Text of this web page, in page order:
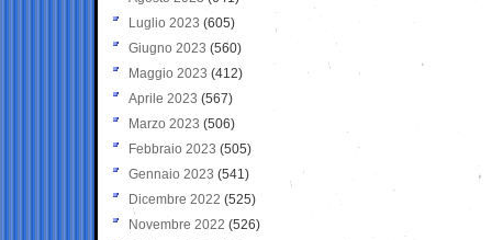
Luglio 2023 (605)
Giugno 2023 (560)
Maggio 2023 (412)
Aprile 2023 (567)
Marzo 2023 (506)
Febbraio 2023 (505)
Gennaio 2023 (541)
Dicembre 2022 (525)
Novembre 2022 (526)